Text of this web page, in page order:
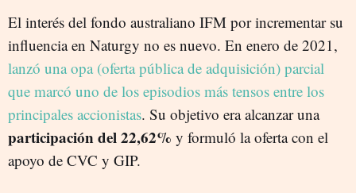
El interés del fondo australiano IFM por incrementar su
influencia en Naturgy no es nuevo. En enero de 2021,
lanzó una opa (oferta pública de adquisición) parcial
que marcó uno de los episodios más tensos entre los
principales accionistas. Su objetivo era alcanzar una
participación del 22,62% y formuló la oferta con el
apoyo de CVC y GIP.